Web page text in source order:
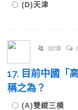
(D)天津
0討論
17. 目前中國「
稱之為？
(A)雙縱三橫